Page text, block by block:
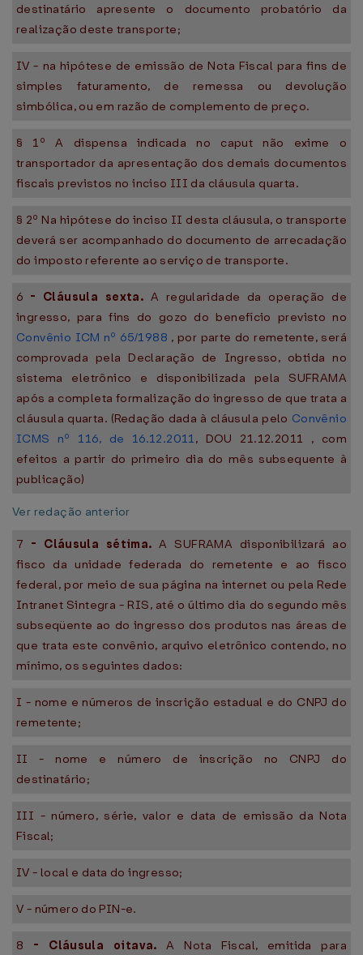
destinatário apresente o documento probatório da
realização deste transporte;
IV - na hipótese de emissão de Nota Fiscal para fins de
simples faturamento, de remessa ou devolução
simbólica, ou em razão de complemento de preço.
§ 1º A dispensa indicada no caput não exime o
transportador da apresentação dos demais documentos
fiscais previstos no inciso III da cláusula quarta.
§ 2º Na hipótese do inciso II desta cláusula, o transporte
deverá ser acompanhado do documento de arrecadação
do imposto referente ao serviço de transporte.
6 - Cláusula sexta. A regularidade da operação de
ingresso, para fins do gozo do benefício previsto no
Convênio ICM nº 65/1988 , por parte do remetente, será
comprovada pela Declaração de Ingresso, obtida no
sistema eletrônico e disponibilizada pela SUFRAMA
após a completa formalização do ingresso de que trata a
cláusula quarta. (Redação dada à cláusula pelo Convênio
ICMS nº 116, de 16.12.2011, DOU 21.12.2011 , com
efeitos a partir do primeiro dia do mês subsequente à
publicação)
Ver redação anterior
7 - Cláusula sétima.A SUFRAMA disponibilizará ao
fisco da unidade federada do remetente e ao fisco
federal, por meio de sua página na internet ou pela Rede
Intranet Sintegra - RIS, até o último dia do segundo mês
subseqüente ao do ingresso dos produtos nas áreas de
que trata este convênio, arquivo eletrônico contendo, no
mínimo, os seguintes dados:
I - nome e números de inscrição estadual e do CNPJ do
remetente;
II - nome e número de inscrição no CNPJ do
destinatário;
III - número, série, valor e data de emissão da Nota
Fiscal;
IV - local e data do ingresso;
V - número do PIN-e.
8 - Cláusula oitava.A Nota Fiscal, emitida para